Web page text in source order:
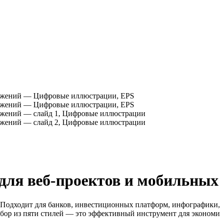
веб-проектов и
для банков, инвестиционных платформ,
из пяти стилей — это эффективный инструмент для